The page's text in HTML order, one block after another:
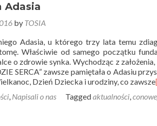
Adasia
by TOSIA
Adasia, u którego trzy lata temu
Właściwie od samego początku
o zdrowie synka. Wychodząc z
SERCA” zawsze pamiętała o Adasiu
Dzień Dziecka i urodziny, co zawsze
, Napisali o nas Taggedaktualności,